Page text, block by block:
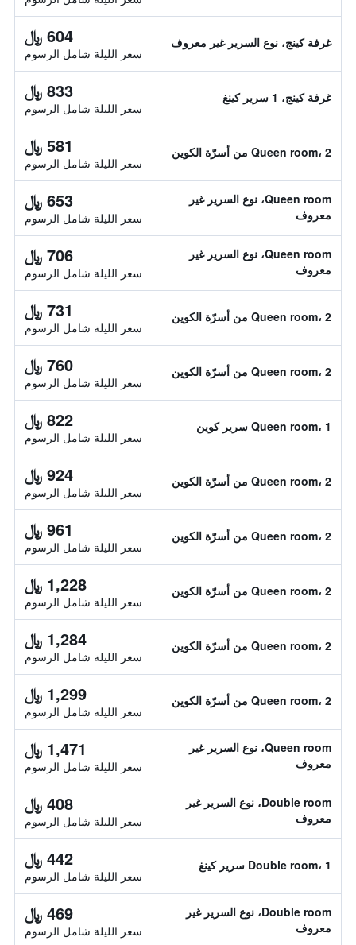
غرفة كينج، نوع السرير غير معروف 604 ﷼
سعر الليلة شامل الرسوم
غرفة كينج، 1 سرير كينغ 833 ﷼
سعر الليلة شامل الرسوم
Queen room، 2 من أسرّة الكوين 581 ﷼
سعر الليلة شامل الرسوم
Queen room، نوع السرير غير
معروف
653 ﷼
سعر الليلة شامل الرسوم
Queen room، نوع السرير غير
معروف
706 ﷼
سعر الليلة شامل الرسوم
Queen room، 2 من أسرّة الكوين 731 ﷼
سعر الليلة شامل الرسوم
Queen room، 2 من أسرّة الكوين 760 ﷼
سعر الليلة شامل الرسوم
Queen room، 1 سرير كوين 822 ﷼
سعر الليلة شامل الرسوم
Queen room، 2 من أسرّة الكوين 924 ﷼
سعر الليلة شامل الرسوم
Queen room، 2 من أسرّة الكوين 961 ﷼
سعر الليلة شامل الرسوم
Queen room، 2 من أسرّة الكوين 1,228 ﷼
سعر الليلة شامل الرسوم
Queen room، 2 من أسرّة الكوين 1,284 ﷼
سعر الليلة شامل الرسوم
Queen room، 2 من أسرّة الكوين 1,299 ﷼
سعر الليلة شامل الرسوم
Queen room، نوع السرير غير
معروف
1,471 ﷼
سعر الليلة شامل الرسوم
Double room، نوع السرير غير
معروف
408 ﷼
سعر الليلة شامل الرسوم
Double room، 1 سرير كينغ 442 ﷼
سعر الليلة شامل الرسوم
Double room، نوع السرير غير
معروف
469 ﷼
سعر الليلة شامل الرسوم